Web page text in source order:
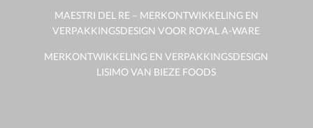
MAESTRI DEL RE – MERKONTWIKKELING EN
VERPAKKINGSDESIGN VOOR ROYAL A-WARE
MERKONTWIKKELING EN VERPAKKINGSDESIGN
LISIMO VAN BIEZE FOODS